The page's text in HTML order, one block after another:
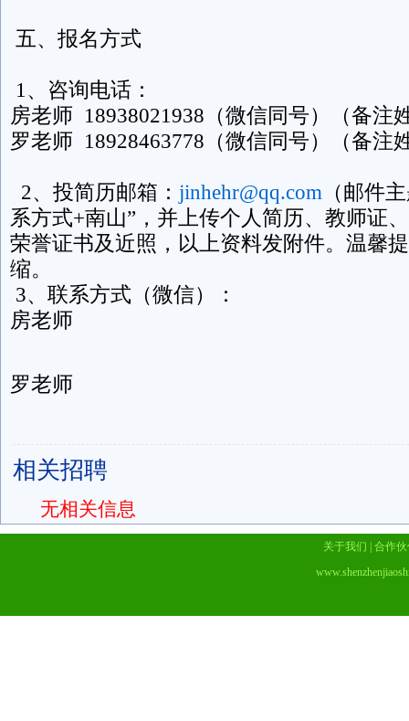
五、报名方式
1、咨询电话：
房老师 18938021938（微信同号）（备注
罗老师 18928463778（微信同号）（备注
2、投简历邮箱： jinhehr@qq.com （邮件
系方式+南山”，并上传个人简历、教师证
荣誉证书及近照，以上资料发附件。温馨
缩。
3、联系方式（微信）：
房老师
罗老师
相关招聘
无相关信息
关于我们 | 合作